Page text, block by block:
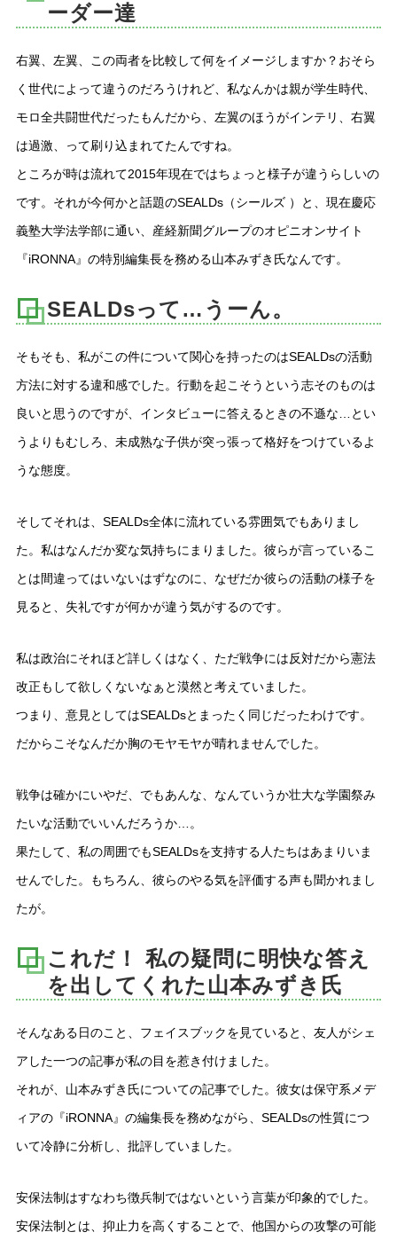
ーダー達
右翼、左翼、この両者を比較して何をイメージしますか？おそら
く世代によって違うのだろうけれど、私なんかは親が学生時代、
モロ全共闘世代だったもんだから、左翼のほうがインテリ、右翼
は過激、って刷り込まれてたんですね。
ところが時は流れて2015年現在ではちょっと様子が違うらしいの
です。それが今何かと話題のSEALDs（シールズ ）と、現在慶応
義塾大学法学部に通い、産経新聞グループのオピニオンサイト
『iRONNA』の特別編集長を務める山本みずき氏なんです。
SEALDsって…うーん。
そもそも、私がこの件について関心を持ったのはSEALDsの活動
方法に対する違和感でした。行動を起こそうという志そのものは
良いと思うのですが、インタビューに答えるときの不遜な…とい
うよりもむしろ、未成熟な子供が突っ張って格好をつけているよ
うな態度。
そしてそれは、SEALDs全体に流れている雰囲気でもありまし
た。私はなんだか変な気持ちにまりました。彼らが言っているこ
とは間違ってはいないはずなのに、なぜだか彼らの活動の様子を
見ると、失礼ですが何かが違う気がするのです。
私は政治にそれほど詳しくはなく、ただ戦争には反対だから憲法
改正もして欲しくないなぁと漠然と考えていました。
つまり、意見としてはSEALDsとまったく同じだったわけです。
だからこそなんだか胸のモヤモヤが晴れませんでした。
戦争は確かにいやだ、でもあんな、なんていうか壮大な学園祭み
たいな活動でいいんだろうか…。
果たして、私の周囲でもSEALDsを支持する人たちはあまりいま
せんでした。もちろん、彼らのやる気を評価する声も聞かれまし
たが。
これだ！ 私の疑問に明快な答え
を出してくれた山本みずき氏
そんなある日のこと、フェイスブックを見ていると、友人がシェ
アした一つの記事が私の目を惹き付けました。
それが、山本みずき氏についての記事でした。彼女は保守系メデ
ィアの『iRONNA』の編集長を務めながら、SEALDsの性質につ
いて冷静に分析し、批評していました。
安保法制はすなわち徴兵制ではないという言葉が印象的でした。
安保法制とは、抑止力を高くすることで、他国からの攻撃の可能